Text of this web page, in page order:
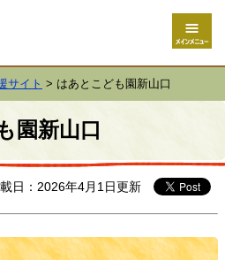
サイト > はあとこども園新山口
園新山口
日：2026年4月1日更新